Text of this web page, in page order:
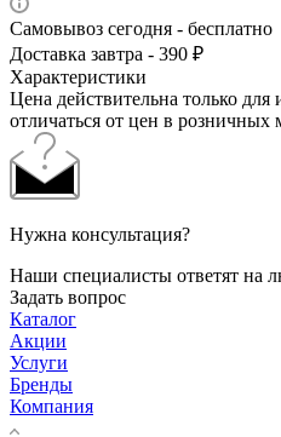
Самовывоз сегодня - бесплатно
Доставка завтра - 390 ₽
Характеристики
Цена действительна только
отличаться от цен в розничных
Нужна консультация?
Наши специалисты ответят на
Задать вопрос
Каталог
Акции
Услуги
Бренды
Компания